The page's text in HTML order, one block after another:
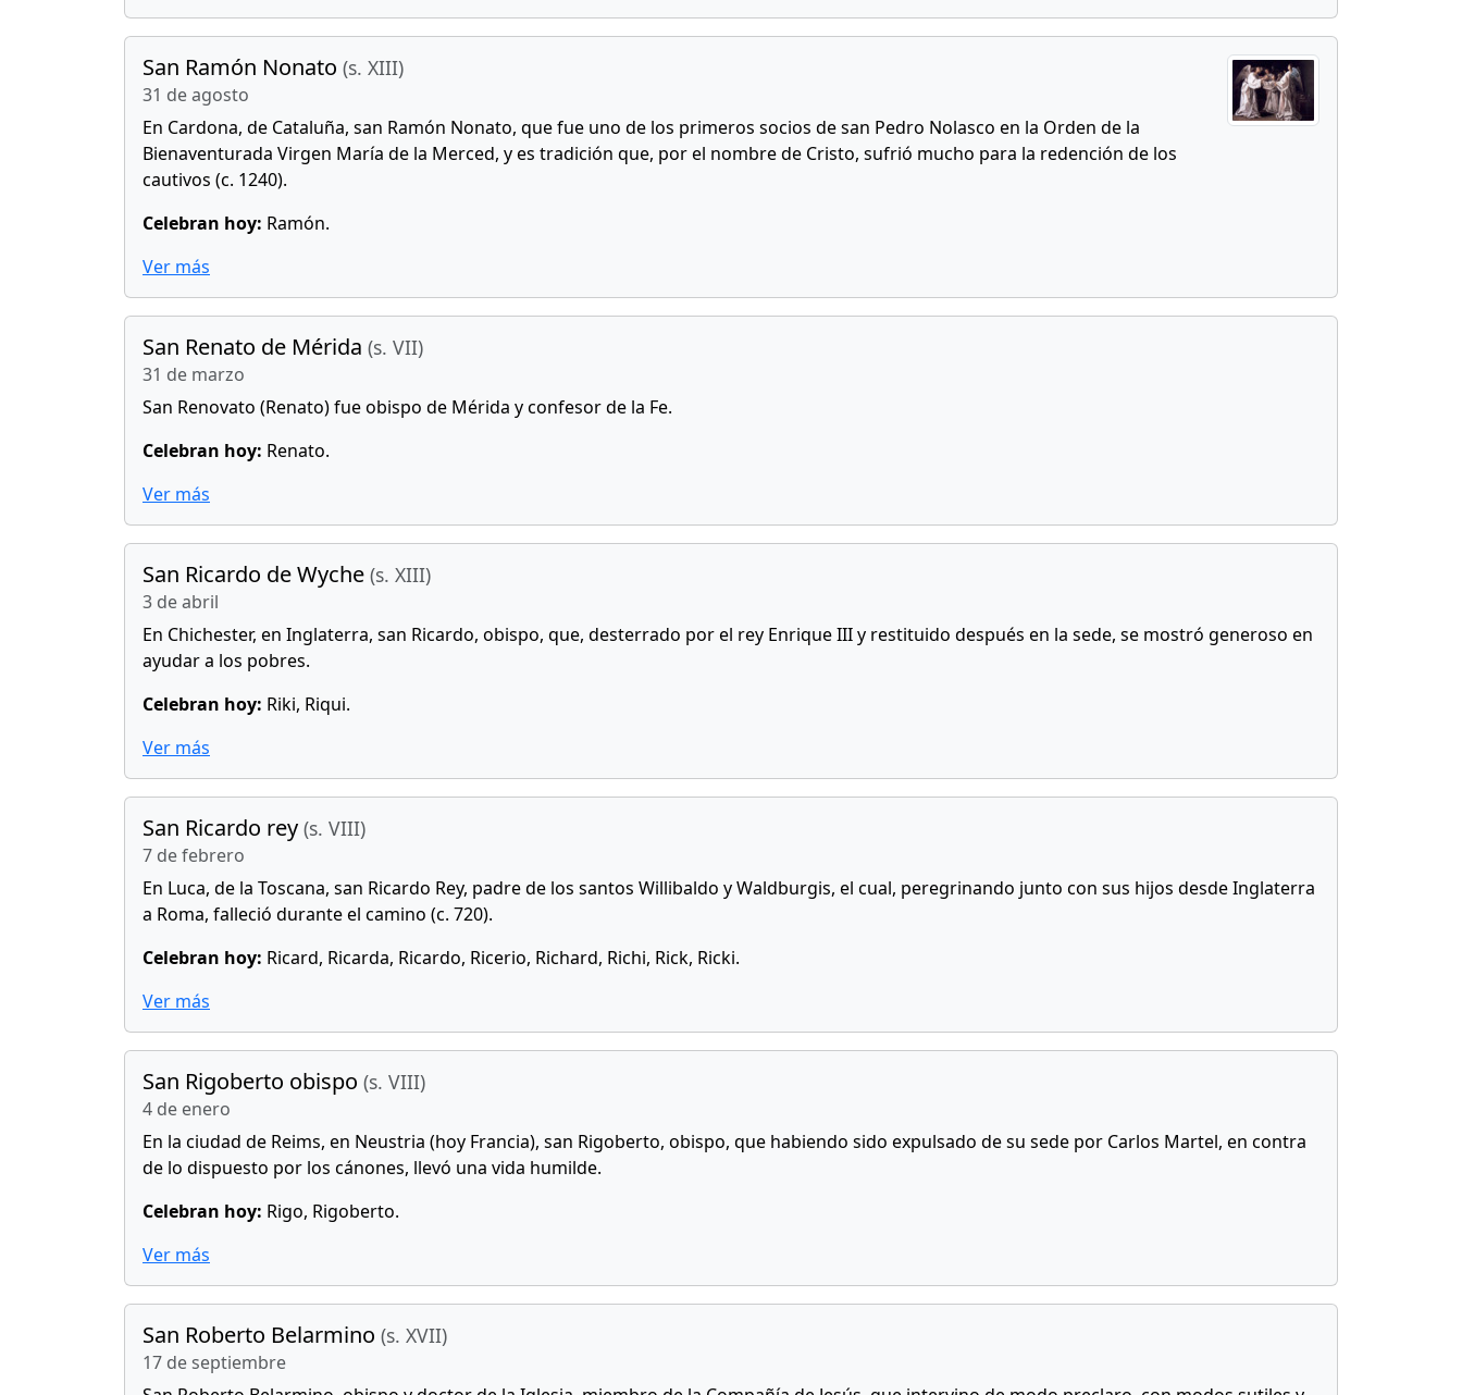
San Ramón Nonato (s. XIII)
31 de agosto
En Cardona, de Cataluña, san Ramón Nonato, que fue uno de los primeros socios de san Pedro Nolasco en la Orden de la
Bienaventurada Virgen María de la Merced, y es tradición que, por el nombre de Cristo, sufrió mucho para la redención de los
cautivos (c. 1240).
Celebran hoy: Ramón.
Ver más
San Renato de Mérida (s. VII)
31 de marzo
San Renovato (Renato) fue obispo de Mérida y confesor de la Fe.
Celebran hoy: Renato.
Ver más
San Ricardo de Wyche (s. XIII)
3 de abril
En Chichester, en Inglaterra, san Ricardo, obispo, que, desterrado por el rey Enrique III y restituido después en la sede, se mostró generoso en
ayudar a los pobres.
Celebran hoy: Riki, Riqui.
Ver más
San Ricardo rey (s. VIII)
7 de febrero
En Luca, de la Toscana, san Ricardo Rey, padre de los santos Willibaldo y Waldburgis, el cual, peregrinando junto con sus hijos desde Inglaterra
a Roma, falleció durante el camino (c. 720).
Celebran hoy: Ricard, Ricarda, Ricardo, Ricerio, Richard, Richi, Rick, Ricki.
Ver más
San Rigoberto obispo (s. VIII)
4 de enero
En la ciudad de Reims, en Neustria (hoy Francia), san Rigoberto, obispo, que habiendo sido expulsado de su sede por Carlos Martel, en contra
de lo dispuesto por los cánones, llevó una vida humilde.
Celebran hoy: Rigo, Rigoberto.
Ver más
San Roberto Belarmino (s. XVII)
17 de septiembre